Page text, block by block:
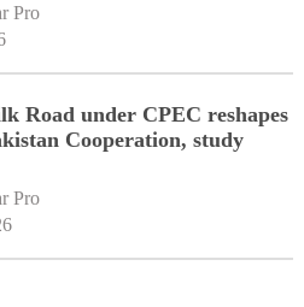
Pro
Road under CPEC reshapes
Cooperation, study
Pro